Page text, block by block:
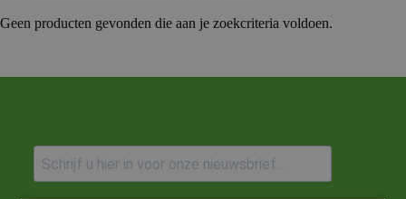
Geen producten gevonden die aan je zoekcriteria voldoen.